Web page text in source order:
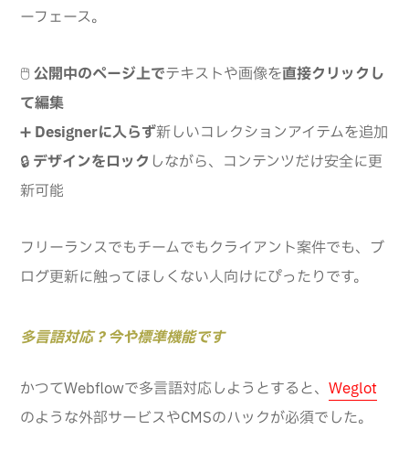
ーフェース。
🖱️公開中のページ上でテキストや画像を直接クリックし
て編集
➕ Designerに入らず新しいコレクションアイテムを追加
🔒 デザインをロック しながら、コンテンツだけ安全に更
新可能
フリーランスでもチームでもクライアント案件でも、ブ
ログ更新に触ってほしくない人向けにぴったりです。
多言語対応？今や標準機能です
かつてWebflowで多言語対応しようとすると、Weglot
のような外部サービスやCMSのハックが必須でした。